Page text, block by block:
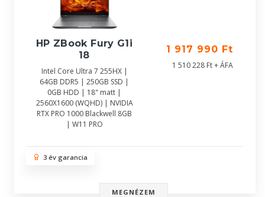
HP ZBook Fury G1i
18
Intel Core Ultra 7 255HX |
64GB DDR5 | 250GB SSD |
0GB HDD | 18" matt |
2560X1600 (WQHD) | NVIDIA
RTX PRO 1000 Blackwell 8GB
| W11 PRO
1 917 990 Ft
1 510 228 Ft + ÁFA
3 év garancia
MEGNÉZEM